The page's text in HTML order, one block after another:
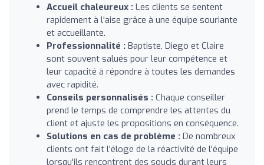
Accueil chaleureux : Les clients se sentent
rapidement à l'aise grâce à une équipe souriante
et accueillante.
Professionnalité : Baptiste, Diego et Claire
sont souvent salués pour leur compétence et
leur capacité à répondre à toutes les demandes
avec rapidité.
Conseils personnalisés : Chaque conseiller
prend le temps de comprendre les attentes du
client et ajuste les propositions en conséquence.
Solutions en cas de problème : De nombreux
clients ont fait l'éloge de la réactivité de l'équipe
lorsqu'ils rencontrent des soucis durant leurs